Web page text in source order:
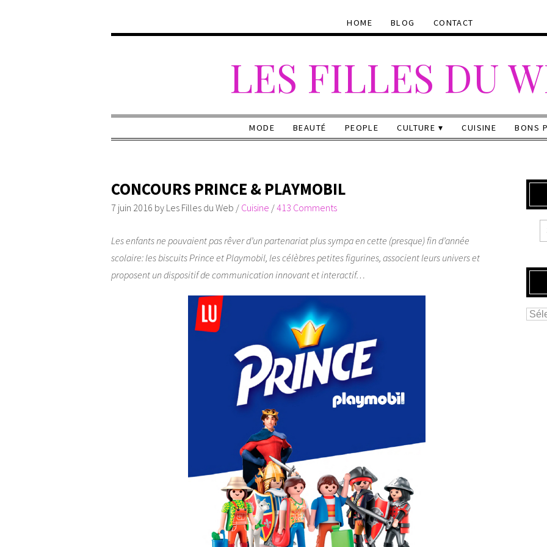
HOME BLOG CONTACT
LES FILLES DU
MODE BEAUTÉ PEOPLE CULTURE CUISINE BONS
CONCOURS PRINCE & PLAYMOBIL
7 juin 2016 by Les Filles du Web / Cuisine /413 Comments
Les enfants ne pouvaient pas rêver d’un partenariat plus sympa en cette (presque) fin d’année
scolaire: les biscuits Prince et Playmobil, les célèbres petites figurines, associent leurs univers et
proposent un dispositif de communication innovant et interactif…